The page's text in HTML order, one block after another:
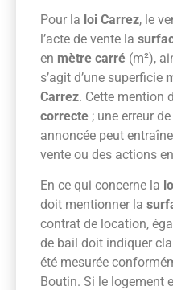
Pour la loi Carrez, le
l’acte de vente la
en mètre carré (m²),
s’agit d’une superficie
Carrez. Cette mention
correcte ; une erreur
annoncée peut
vente ou des actions
En ce qui concerne la
doit mentionner la
contrat de location,
de bail doit indiquer
été mesurée
Boutin. Si le logement